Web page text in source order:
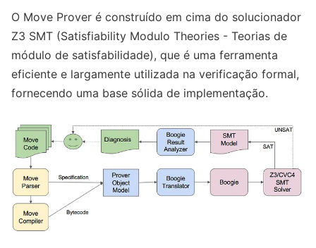
O Move Prover é construído em cima do solucionador
Z3 SMT (Satisfiability Modulo Theories - Teorias de
módulo de satisfabilidade), que é uma ferramenta
eficiente e largamente utilizada na verificação formal,
fornecendo uma base sólida de implementação.